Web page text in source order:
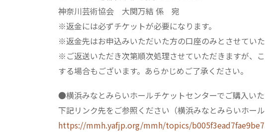
神奈川芸術協会 大関万結 係 宛
※返金には必ずチケットが必要になります。
※返金先はお申込みいただいた方の口座のみとさせていた
※ご返送いただき次第順次処理させていただきますが、
する場合もございます。あらかじめご了承ください。
●横浜みなとみらいホールチケットセンターでご購入い
下記リンク先をご参照ください（横浜みなとみらいホール
https://mmh.yafjp.org/mmh/topics/